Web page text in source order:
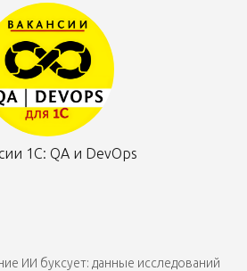
1С: QA и DevOps
ИИ буксует: данные исследований